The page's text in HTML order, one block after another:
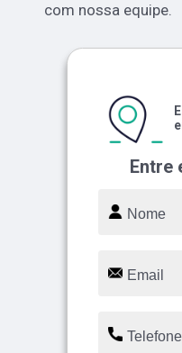
com nossa equipe.
Entre